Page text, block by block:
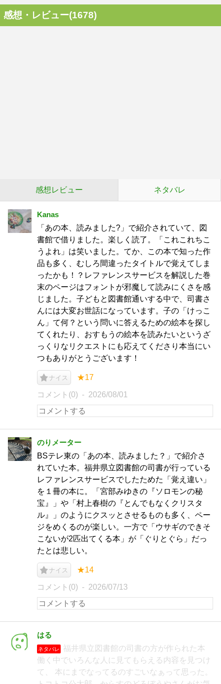
感想・レビュー(1678)
感想レビュー ネタバレ
Kanas
「あの本、読みました?」で紹介されていて、図
書館で借りました。楽しく読了。「これこれちこ
うよれ」は笑いました。てか、この本で知った作
品も多く、むしろ間違ったタイトルで覚えてしま
ったかも！？レファレンスサービスを解説した巻
末のページはフォントが邪魔して読みにくさを感
じました。子どもと図書館通いする中で、司書さ
んには大変お世話になっています。子の「けっこ
ん」て何？という問いに答えるための絵本を探し
てくれたり、おすもうの絵本を読みたいというざ
っくりなリクエストにも応えてくださり本当にい
つもありがとうございます！
ナイス ★17
コメント(0) 2026/08/01
のりメーター
BSテレ東の「あの本、読みました？」で紹介さ
れていた本。福井県立図書館の司書が行っている
レファレンスサービスでしたためた「覚え違い」
を１冊の本に。「宮部みゆきの『ソロモンの秘
宝』」や「村上春樹の『とんでもなくクリスタ
ル』」のようにクスッとさせるものも多く、ペー
ジをめくるのが楽しい。一方で「ウサギのできそ
こないが2匹出てくる本」が「ぐりとぐら」だっ
たとは悲しい。
ナイス ★14
コメント(0) 2026/07/13
はる
ネタバレ
福井県立図書館の司書の方が作られた本
働く中でいろんな人に見てもらえる内容を見つけ
て、 本にまでなってるのすごいなぁって思った。